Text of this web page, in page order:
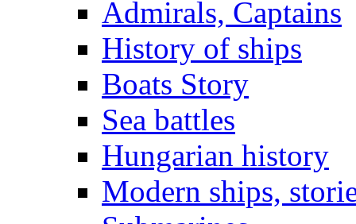
Admirals, Captains
History of ships
Boats Story
Sea battles
Hungarian history
Modern ships,